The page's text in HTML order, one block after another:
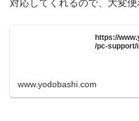
対応してくれるので、大変便
https://
/pc-support/
www.yodobashi.com